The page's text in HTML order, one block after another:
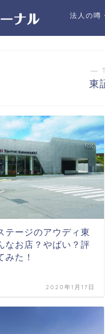
法人の噂
―
東
テージのアウディ東
なお店？やばい？評
みた！
2020年1月17日